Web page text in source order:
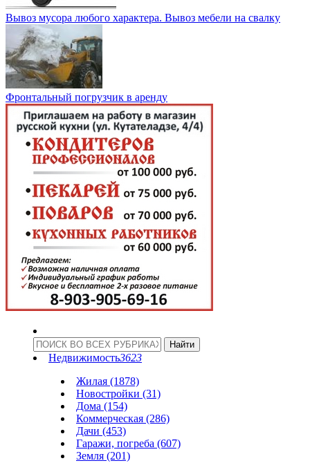
Вывоз мусора любого характера. Вывоз мебели на свалку
Фронтальный погрузчик в аренду
Недвижимость3623
Жилая (1878)
Новостройки (31)
Дома (154)
Коммерческая (286)
Дачи (453)
Гаражи, погреба (607)
Земля (201)